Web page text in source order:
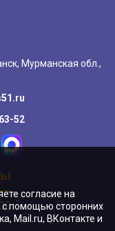
Мурманская обл.,
52
согласие на
с помощью сторонних
Mail.ru, ВКонтакте и